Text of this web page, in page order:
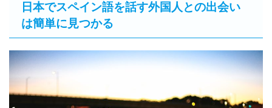
日本でスペイン語を話す外国人との出会い
は簡単に見つかる